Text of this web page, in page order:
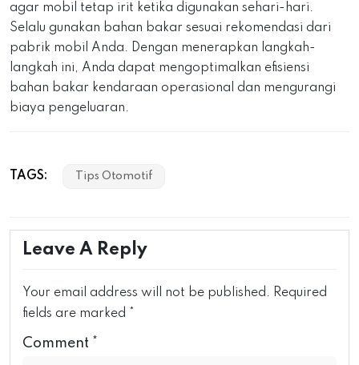
agar mobil tetap irit ketika digunakan sehari-hari.
Selalu gunakan bahan bakar sesuai rekomendasi dari
pabrik mobil Anda. Dengan menerapkan langkah-
langkah ini, Anda dapat mengoptimalkan efisiensi
bahan bakar kendaraan operasional dan mengurangi
biaya pengeluaran.
TAGS: Tips Otomotif
Leave A Reply
Your email address will not be published. Required
fields are marked *
Comment *